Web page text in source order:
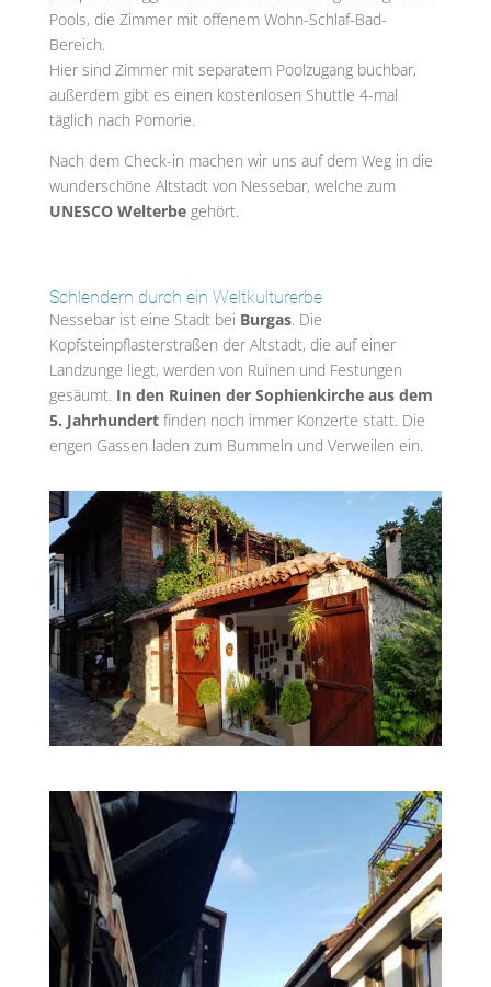
Pools, die Zimmer mit offenem Wohn-Schlaf-Bad-
Bereich.
Hier sind Zimmer mit separatem Poolzugang buchbar,
außerdem gibt es einen kostenlosen Shuttle 4-mal
täglich nach Pomorie.
Nach dem Check-in machen wir uns auf dem Weg in die
wunderschöne Altstadt von Nessebar, welche zum
UNESCO Welterbegehört.
Schlendern durch ein Weltkulturerbe
Nessebar ist eine Stadt bei Burgas. Die
Kopfsteinpflasterstraßen der Altstadt, die auf einer
Landzunge liegt, werden von Ruinen und Festungen
gesäumt. In den Ruinen der Sophienkirche aus dem
5. Jahrhundertfinden noch immer Konzerte statt. Die
engen Gassen laden zum Bummeln und Verweilen ein.